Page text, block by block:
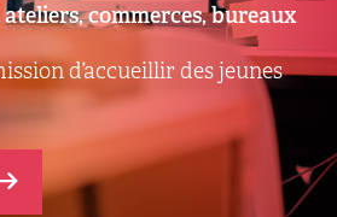
commerces, bureaux
d’accueillir des jeunes